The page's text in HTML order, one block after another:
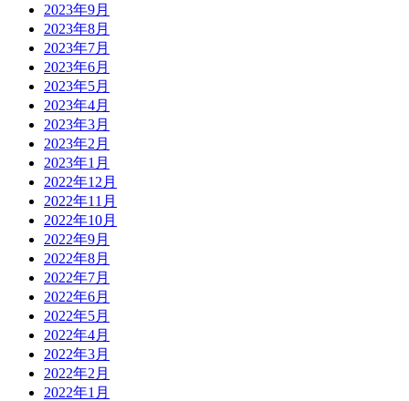
2023年9月
2023年8月
2023年7月
2023年6月
2023年5月
2023年4月
2023年3月
2023年2月
2023年1月
2022年12月
2022年11月
2022年10月
2022年9月
2022年8月
2022年7月
2022年6月
2022年5月
2022年4月
2022年3月
2022年2月
2022年1月